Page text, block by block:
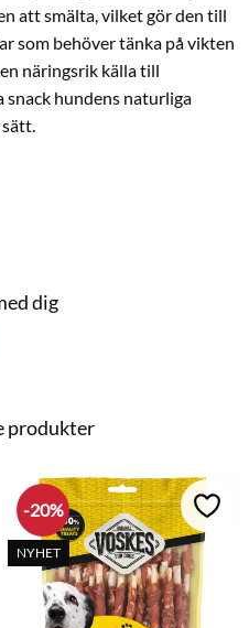
att smälta, vilket gör den till
som behöver tänka på vikten
näringsrik källa till
hundens naturliga
växttråd 0,1 procent,
dig
produkter
till i favoriter
20%
NYHET
Lägg